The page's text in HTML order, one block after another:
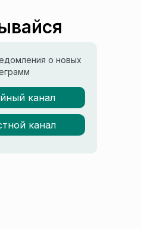
о новых
канал
канал